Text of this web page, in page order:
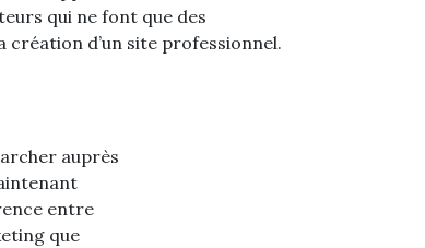
qui ne font que des
création d’un site professionnel.
auprès
entre
que